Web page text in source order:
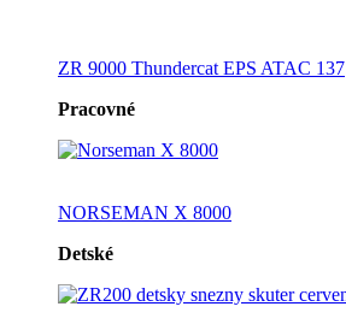
ZR 9000 Thundercat EPS ATAC 137
Pracovné
NORSEMAN X 8000
Detské